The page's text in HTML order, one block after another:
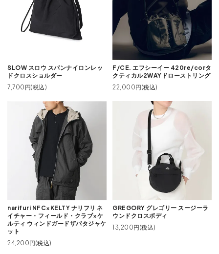
SLOW スロウ スパンナイロンレッ
ドクロスショルダー
7,700円(税込)
F/CE. エフシーイー 420re/corタ
クティカル2WAYドローストリング
22,000円(税込)
narifuri NFC×KELTY ナリフリ ネ
イチャー・フィールド・クラブ×ケ
ルティ ウィンドガードザパタジャケ
ット
24,200円(税込)
GREGORY グレゴリー スージーラ
ウンドクロスボディ
13,200円(税込)